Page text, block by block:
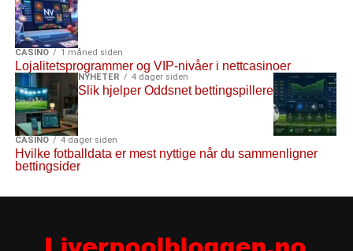
CASINO 1 måned siden
Lojalitetsprogrammer og VIP-nivåer i nettcasinoer
NYHETER 4 dager siden
Slik hjelper Oddsnet bettingspillere
CASINO 4 dager siden
Hvilke fotballdata er mest nyttige når du sammenligner
bettingsider